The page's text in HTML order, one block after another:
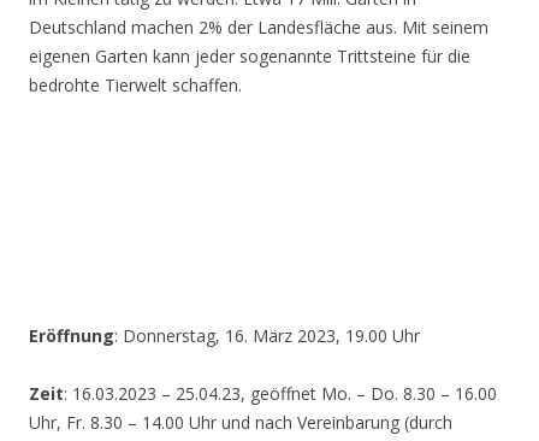
Deutschland machen 2% der Landesfläche aus. Mit seinem
eigenen Garten kann jeder sogenannte Trittsteine für die
bedrohte Tierwelt schaffen.
Eröffnung: Donnerstag, 16. März 2023, 19.00 Uhr
Zeit: 16.03.2023 – 25.04.23, geöffnet Mo. – Do. 8.30 – 16.00
Uhr, Fr. 8.30 – 14.00 Uhr und nach Vereinbarung (durch